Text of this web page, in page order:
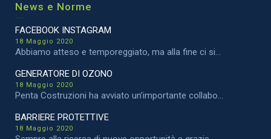
News e Norme
FACEBOOK INSTAGRAM
18 Maggio 2020
Abbiamo atteso e temporeggiato, ma alla fine ci si...
GENERATORE DI OZONO
18 Maggio 2020
Penta Costruzioni ha avviato un’importante collabo...
BARRIERE PROTETTIVE
18 Maggio 2020